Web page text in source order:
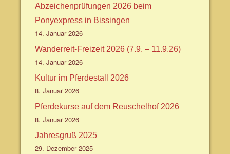
Abzeichenprüfungen 2026 beim
Ponyexpress in Bissingen
14. Januar 2026
Wanderreit-Freizeit 2026 (7.9. – 11.9.26)
14. Januar 2026
Kultur im Pferdestall 2026
8. Januar 2026
Pferdekurse auf dem Reuschelhof 2026
8. Januar 2026
Jahresgruß 2025
29. Dezember 2025